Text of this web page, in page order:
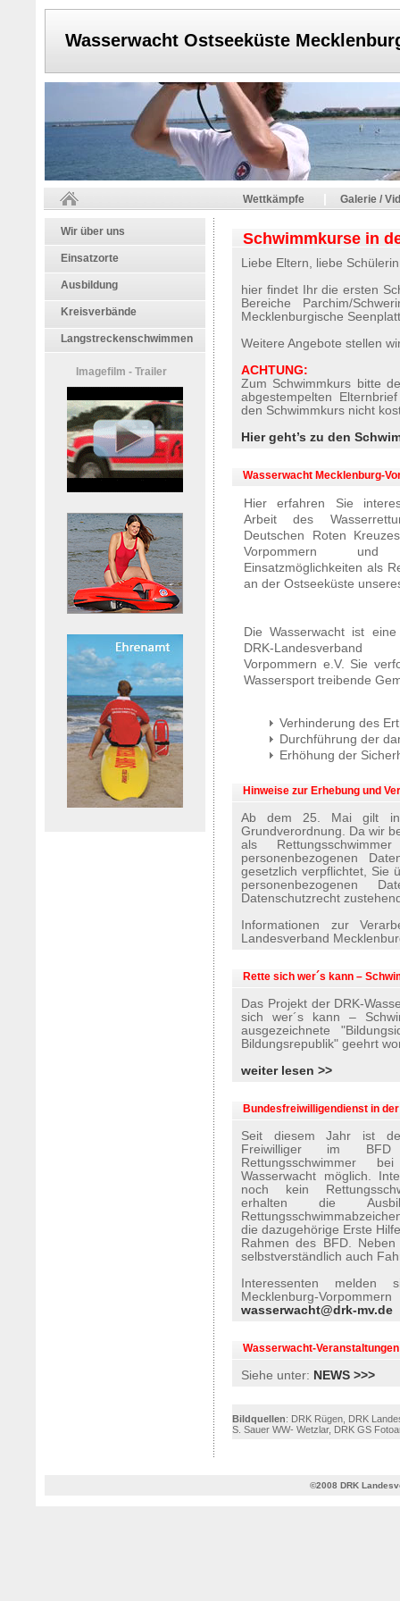
Wasserwacht Ostseeküste
Wettkämpfe Galerie /
Wir über uns
Einsatzorte
Ausbildung
Kreisverbände
Langstreckenschwimmen
Imagefilm - Trailer
Schwimmkurse in
Liebe Eltern, liebe
hier findet Ihr die ersten
Bereiche Parchim/
Mecklenburgische
Weitere Angebote stellen
ACHTUNG:
Zum Schwimmkurs bitte
abgestempelten
den Schwimmkurs nicht
Hier geht’s zu den
Wasserwacht Mecklenburg-
Hier erfahren Sie
Arbeit des
Deutschen Roten
Vorpommern
Einsatzmöglichkeiten als
an der Ostseeküste
Die Wasserwacht ist
DRK-
Vorpommern e.V. Sie
Wassersport treibende
Verhinderung des
Durchführung der
Erhöhung der
Hinweise zur Erhebung und
Ab dem 25. Mai gilt in
Grundverordnung. Da wir
als
personenbezogenen
gesetzlich verpflichtet, Sie
Datenschutzrecht
Informationen zur
Landesverband
Rette sich wer´s kann –
Das Projekt der DRK-
sich wer´s kann –
ausgezeichnete
Bildungsrepublik" geehrt
weiter lesen >>
Bundesfreiwilligendienst in
Seit diesem Jahr ist
Freiwilliger im
Rettungsschwimmer
Wasserwacht möglich.
noch kein
erhalten die
die dazugehörige Erste
Rahmen des BFD.
selbstverständlich auch
Interessenten melden
Mecklenburg-
wasserwacht@drk-mv.de
Wasserwacht-Veranstaltungen
Siehe unter: NEWS >>>
Bildquellen: DRK Rügen, DRK
S. Sauer WW- Wetzlar, DRK GS
©2008 DRK